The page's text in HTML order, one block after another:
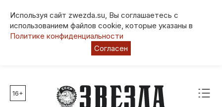
Используя сайт zwezda.su, Вы соглашаетесь с
использованием файлов cookie, которые указаны в
Политике конфиденциальности
Согласен
Главные темы
16+